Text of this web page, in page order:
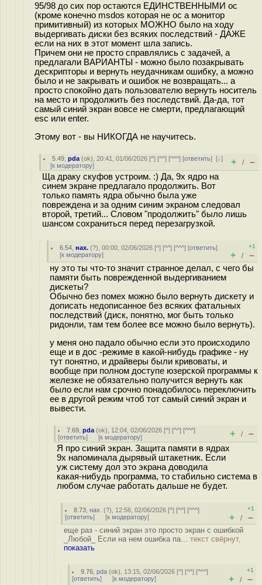
95/98 до сих пор остаются ЕДИНСТВЕННЫМИ ос
(кроме конечно msdos которая не ос а монитор
примитивный) из которых МОЖНО было на ходу
выдергивать диски без всяких последствий - ДАЖЕ
если на них в этот момент шла запись.
Причем они не просто справлялись с задачей, а
предлагали ВАРИАНТЫ - можно было позакрывать
дескрипторы и вернуть неудачникам ошибку, а можно
было и не закрывать и ошибок не возвращать... а
просто спокойно дать пользователю вернуть носитель
на место и продолжить без последствий. Да-да, тот
самый синий экран вовсе не смерти, предлагающий
esc или enter.
Этому вот - вы НИКОГДА не научитесь.
5.49 ,pda (ok), 20:41, 01/06/2026 [^] [^^] [^^^] [ответить][↓]
[к модератору] + / –
Ща драку скуфов устроим. :) Да, 9x ядро на
синем экране предлагало продолжить. Вот
только память ядра обычно была уже
повреждена и за одним синим экраном следовал
второй, третий... Словом "продолжить" было лишь
шансом сохраниться перед перезагрузкой.
6.54 ,нах. (?), 00:00, 02/06/2026 [^] [^^] [^^^] [ответить]
[к модератору]
+1
+ / –
ну это ты что-то значит странное делал, с чего бы
памяти быть поврежденной выдергиванием
дискеты?
Обычно без помех можно было вернуть дискету и
дописать недописанное без всяких фатальных
последствий (диск, понятно, мог быть только
ридонли, там тем более все можно было вернуть).
у меня оно падало обычно если это происходило
еще и в дос -режиме в какой-нибудь графике - ну
тут понятно, и драйверы были кривоваты, и
вообще при полном доступе юзерской программы к
железке не обязательно получится вернуть как
было если нам срочно понадобилось переключить
ее в другой режим чтоб тот самый синий экран и
вывести.
7.69 ,pda (ok), 12:04, 02/06/2026 [^] [^^] [^^^]
[ответить] [к модератору] + / –
Я про синий экран. Защита памяти в ядрах
9x напоминала дырявый штакетник. Если
уж систему дол это экрана доводила
какая-нибудь программа, то стабильно система в
любом случае работать дальше не будет.
8.73 ,нах. (?), 12:56, 02/06/2026 [^] [^^] [^^^]
[ответить] [к модератору]
+1
+ / –
еще раз - синий экран это просто экран с ошибкой
_Любой_ Если на нем ошибка па... текст свёрнут,
показать
9.76 ,pda (ok), 13:15, 02/06/2026 [^] [^^] [^^^]
[ответить] [к модератору]
+1
+ / –